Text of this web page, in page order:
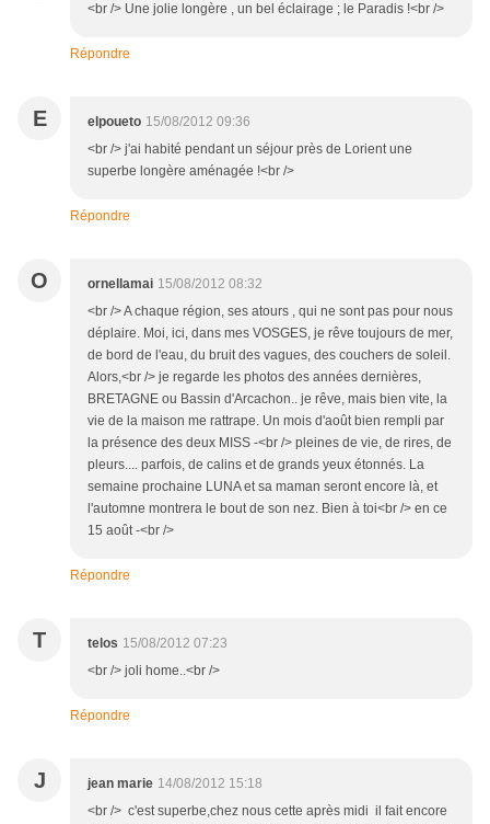
<br /> Une jolie longère , un bel éclairage ; le Paradis !<br />
Répondre
E elpoueto 15/08/2012 09:36
<br /> j'ai habité pendant un séjour près de Lorient une
superbe longère aménagée !<br />
Répondre
O ornellamai 15/08/2012 08:32
<br /> A chaque région, ses atours , qui ne sont pas pour nous
déplaire. Moi, ici, dans mes VOSGES, je rêve toujours de mer,
de bord de l'eau, du bruit des vagues, des couchers de soleil.
Alors,<br /> je regarde les photos des années dernières,
BRETAGNE ou Bassin d'Arcachon.. je rêve, mais bien vite, la
vie de la maison me rattrape. Un mois d'août bien rempli par
la présence des deux MISS -<br /> pleines de vie, de rires, de
pleurs.... parfois, de calins et de grands yeux étonnés. La
semaine prochaine LUNA et sa maman seront encore là, et
l'automne montrera le bout de son nez. Bien à toi<br /> en ce
15 août -<br />
Répondre
T telos 15/08/2012 07:23
<br /> joli home..<br />
Répondre
J jean marie 14/08/2012 15:18
<br /> c'est superbe,chez nous cette après midi il fait encore